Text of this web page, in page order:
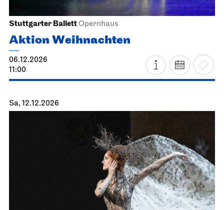
Stuttgarter BallettOpernhaus
Aktion Weihnachten
06.12.2026
11:00
Sa, 12.12.2026